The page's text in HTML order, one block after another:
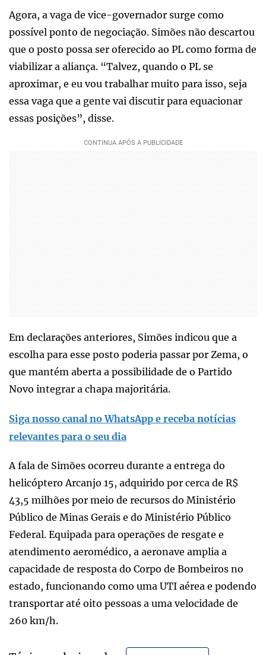
Agora, a vaga de vice-governador surge como
possível ponto de negociação. Simões não descartou
que o posto possa ser oferecido ao PL como forma de
viabilizar a aliança. “Talvez, quando o PL se
aproximar, e eu vou trabalhar muito para isso, seja
essa vaga que a gente vai discutir para equacionar
essas posições”, disse.
Em declarações anteriores, Simões indicou que a
escolha para esse posto poderia passar por Zema, o
que mantém aberta a possibilidade de o Partido
Novo integrar a chapa majoritária.
Siga nosso canal no WhatsApp e receba notícias
relevantes para o seu dia
A fala de Simões ocorreu durante a entrega do
helicóptero Arcanjo 15, adquirido por cerca de R$
43,5 milhões por meio de recursos do Ministério
Público de Minas Gerais e do Ministério Público
Federal. Equipada para operações de resgate e
atendimento aeromédico, a aeronave amplia a
capacidade de resposta do Corpo de Bombeiros no
estado, funcionando como uma UTI aérea e podendo
transportar até oito pessoas a uma velocidade de
260 km/h.